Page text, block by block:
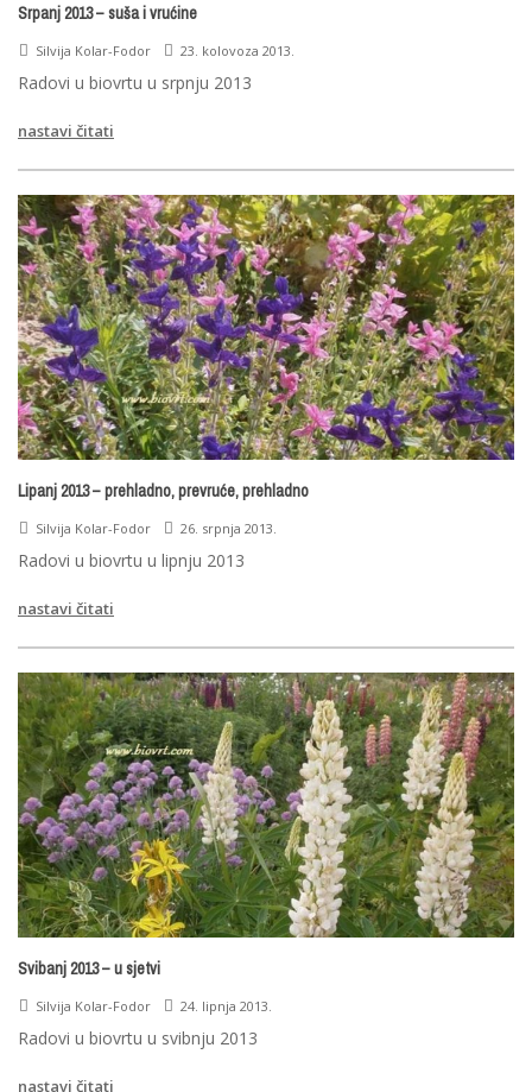
Srpanj 2013 – suša i vrućine
Silvija Kolar-Fodor 23. kolovoza 2013.
Radovi u biovrtu u srpnju 2013
nastavi čitati
Lipanj 2013 – prehladno, prevruće, prehladno
Silvija Kolar-Fodor 26. srpnja 2013.
Radovi u biovrtu u lipnju 2013
nastavi čitati
Svibanj 2013 – u sjetvi
Silvija Kolar-Fodor 24. lipnja 2013.
Radovi u biovrtu u svibnju 2013
nastavi čitati